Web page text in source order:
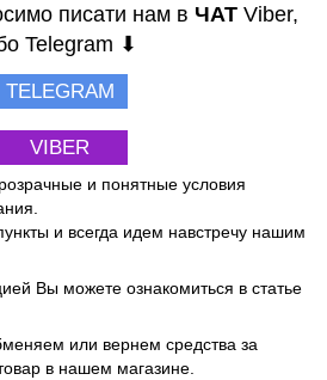
писати нам в ЧАТ Viber,
Telegram ⬇
TELEGRAM
VIBER
и понятные условия
и всегда идем навстречу нашим
Вы можете ознакомиться в статье
или вернем средства за
в нашем магазине.